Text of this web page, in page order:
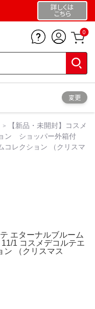
詳しくは
こちら
0
変更
【新品・未開封】コスメ
ン ショッパー外箱付
コレクション （クリスマ